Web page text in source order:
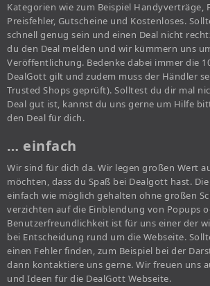
Kategorien wie zum Beispiel Handyverträge,
Preisfehler, Gutscheine und Kostenloses.
schnell genug sein und einen Deal nicht
du den Deal melden und wir kümmern uns
Veröffentlichung. Bedenke dabei immer die
DealGott gilt und zudem muss der Händler
Trusted Shops geprüft). Solltest du dir mal
Deal gut ist, kannst du uns gerne um Hilfe
den Deal für dich.
… einfach
Wir sind für dich da. Wir legen großen Wert
möchten, dass du Spaß bei Dealgott hast.
einfach wie möglich gehalten ohne großen
verzichten auf die Einblendung von Popups
Benutzerfreundlichkeit ist für uns einer der
bei Entscheidung rund um die Webseite.
einen Fehler finden, zum Beispiel bei der
dann kontaktiere uns gerne. Wir freuen uns
und Ideen für die DealGott Webseite.